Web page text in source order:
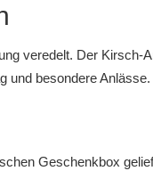
veredelt. Der
und besondere Anlässe.
Geschenkbox